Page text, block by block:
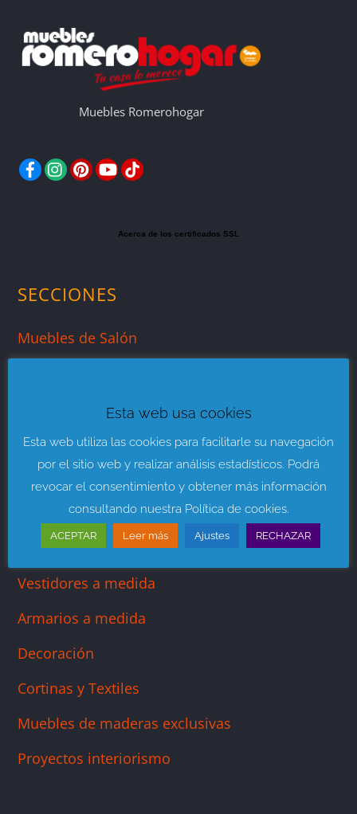
Muebles Romerohogar
Facebook
Instagram
PinterestYouTube
TikTok
Acerca de los certificados SSL
SECCIONES
Muebles de Salón
Mueble Juvenil
Sofás y Sillones
Descanso y Colchones
Muebles de Baño
Muebles de Cocina
Vestidores a medida
Armarios a medida
Decoración
Cortinas y Textiles
Muebles de maderas exclusivas
Proyectos interiorismo
Esta web usa cookies
Esta web utiliza las cookies para facilitarle su navegación
por el sitio web y realizar análisis estadísticos. Podrá
revocar el consentimiento y obtener más información
consultando nuestra Política de cookies.
ACEPTAR Leer más Ajustes RECHAZAR